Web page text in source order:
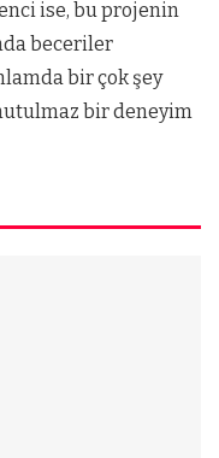
ise, bu projenin
beceriler
bir çok şey
bir deneyim